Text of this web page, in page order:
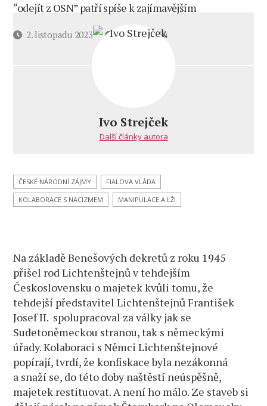
“odejít z OSN” patří spíše k zajímavějším
Datum2. listopadu 2023 6 komentářůu
a Černochové
„odcházení“
Ivo Strejček
Další články autora
ČESKÉ NÁRODNÍ ZÁJMY
FIALOVA VLÁDA
KOLABORACE S NACIZMEM
MANIPULACE A LŽI
Na základě Benešových dekretů z roku 1945
přišel rod Lichtenštejnů v tehdejším
Československu o majetek kvůli tomu, že
tehdejší představitel Lichtenštejnů František
Josef II. spolupracoval za války jak se
Sudetoněmeckou stranou, tak s německými
úřady. Kolaboraci s Němci Lichtenštejnové
popírají, tvrdí, že konfiskace byla nezákonná
a snaží se, do této doby naštěstí neúspěšně,
majetek restituovat. A není ho málo. Ze staveb si